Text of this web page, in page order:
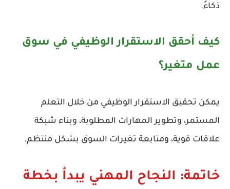
ذكاءً.
كيف أحقق الاستقرار الوظيفي في سوق
عمل متغير؟
يمكن تحقيق الاستقرار الوظيفي من خلال التعلم
المستمر، وتطوير المهارات المطلوبة، وبناء شبكة
علاقات قوية، ومتابعة تغيرات السوق بشكل منتظم.
خاتمة: النجاح المهني يبدأ بخطة